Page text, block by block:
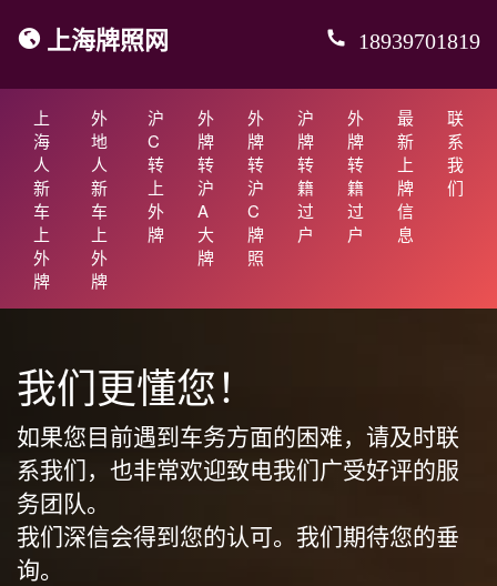
上海牌照网 18939701819
上
海
人
新
车
上
外
牌
外
地
人
新
车
上
外
牌
沪
C
转
上
外
牌
外
牌
转
沪
A
大
牌
外
牌
转
沪
C
牌
照
沪
牌
转
籍
过
户
外
牌
转
籍
过
户
最
新
上
牌
信
息
联
系
我
们
我们更懂您！
如果您目前遇到车务方面的困难，请及时联
系我们，也非常欢迎致电我们广受好评的服
务团队。
我们深信会得到您的认可。我们期待您的垂
询。